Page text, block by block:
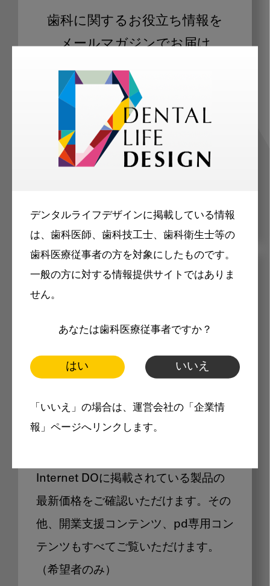
デンタルライフデザインに掲載している情報
は、歯科医師、歯科技工士、歯科衛生士等の
歯科医療従事者の方を対象にしたものです。
一般の方に対する情報提供サイトではありま
せん。
あなたは歯科医療従事者ですか？
はい いいえ
「いいえ」の場合は、運営会社の「企業情
報」ページへリンクします。
歯科に関するお役立ち情報を
メールマガジンでお届け
ご登録いただいた職種（歯科医師、歯
科衛生士、歯科技工士）に合わせた内
容のメールマガジンをお届けします。
メリット
製品価格も閲覧可能
Internet DOに掲載されている製品の
最新価格をご確認いただけます。その
他、開業支援コンテンツ、pd専用コン
テンツもすべてご覧いただけます。
（希望者のみ）